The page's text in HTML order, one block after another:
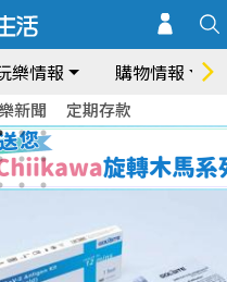
樂情報 購物情報
新聞 定期存款